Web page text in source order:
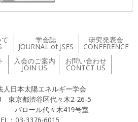
学会誌
JOURNAL of JSES
研究発表会
CONFERENCE
入会のご案内
JOIN US
お問い合わせ
CONTCT US
人日本太陽エネルギー学会
東京都渋谷区代々木2-26-5
ル代々木419号室
：03-3376-6015